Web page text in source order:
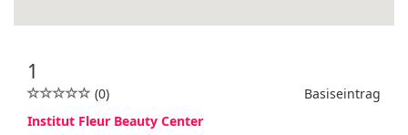
1
Basiseintrag
(0)
Institut Fleur Beauty Center